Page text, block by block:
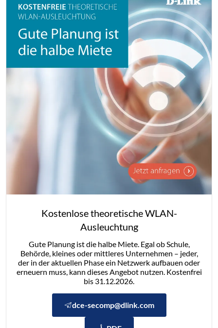
Kostenlose theoretische WLAN-
Ausleuchtung
Gute Planung ist die halbe Miete. Egal ob Schule,
Behörde, kleines oder mittleres Unternehmen – jeder,
der in der aktuellen Phase ein Netzwerk aufbauen oder
erneuern muss, kann dieses Angebot nutzen. Kostenfrei
bis 31.12.2026.
dce-secomp@dlink.com